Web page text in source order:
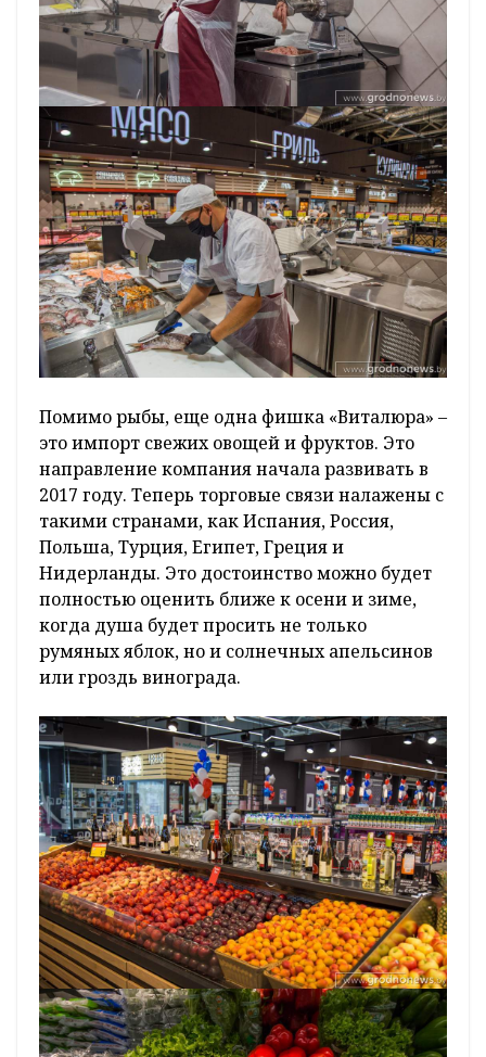
Помимо рыбы, еще одна фишка «Виталюра» –
это импорт свежих овощей и фруктов. Это
направление компания начала развивать в
2017 году. Теперь торговые связи налажены с
такими странами, как Испания, Россия,
Польша, Турция, Египет, Греция и
Нидерланды. Это достоинство можно будет
полностью оценить ближе к осени и зиме,
когда душа будет просить не только
румяных яблок, но и солнечных апельсинов
или гроздь винограда.